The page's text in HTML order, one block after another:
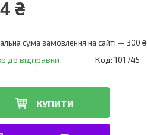
₴
сума замовлення на сайті — 300 ₴
до відправки Код: 101745
КУПИТИ